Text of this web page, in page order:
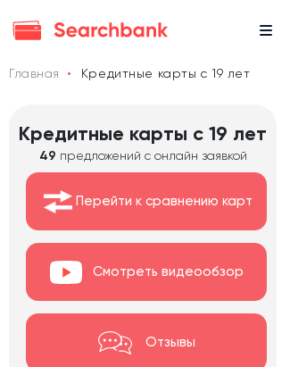
Главная Кредитные карты с 19 лет
Кредитные карты с 19 лет
49 предложений с онлайн заявкой
Перейти к сравнению карт
Смотреть видеообзор
Отзывы